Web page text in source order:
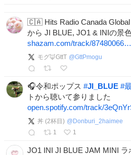
🇨🇦 Hits Radio Canada Global
から JI BLUE, JO1 & INIの景
shazam.com/track/87480066…
モグ🦊GttT @GttPmogu
🎧令和ポップス #JI_BLUE #
トから聴いて参りました
open.spotify.com/track/
丼 (2杯目) @ Donburi_2haimee
1
1
JO1 INI JI BLUE JAM MINI